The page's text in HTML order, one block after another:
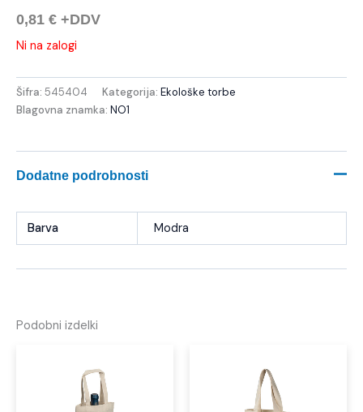
0,81 € +DDV
Ni na zalogi
Šifra: 545404 Kategorija: Ekološke torbe
Blagovna znamka: NO1
Dodatne podrobnosti
Barva Modra
Podobni izdelki